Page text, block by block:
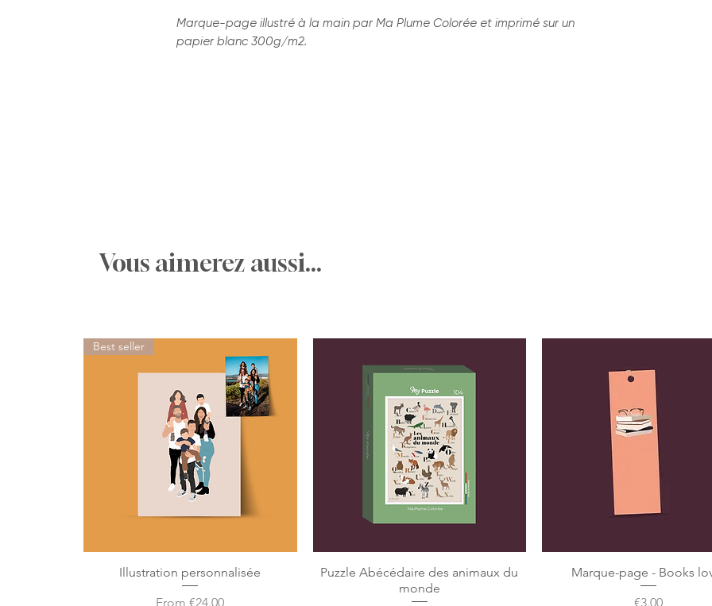
Marque-page illustré à la main par Ma Plume Colorée et imprimé sur un
papier blanc 300g/m2.
Vous aimerez aussi...
Best seller
Illustration personnalisée
From€24.00
Sale Price
Puzzle Abécédaire des animaux du
monde
Marque-page - Books
Price
€3.00